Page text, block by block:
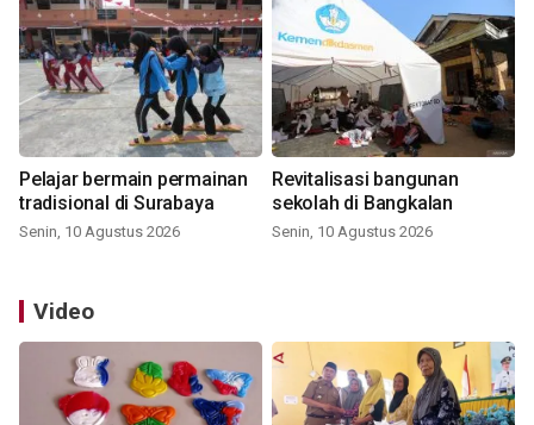
Pelajar bermain permainan
tradisional di Surabaya
Senin, 10 Agustus 2026
Revitalisasi bangunan
sekolah di Bangkalan
Senin, 10 Agustus 2026
Video